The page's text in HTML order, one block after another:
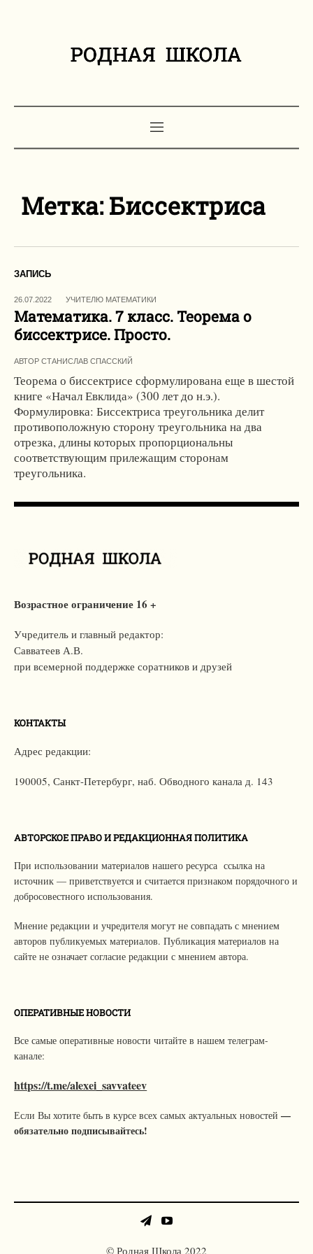
Метка: Биссектриса
ЗАПИСЬ
26.07.2022 УЧИТЕЛЮ МАТЕМАТИКИ
Математика. 7 класс. Теорема о
биссектрисе. Просто.
АВТОР СТАНИСЛАВ СПАССКИЙ
Теорема о биссектрисе сформулирована еще в шестой
книге «Начал Евклида» (300 лет до н.э.).
Формулировка: Биссектриса треугольника делит
противоположную сторону треугольника на два
отрезка, длины которых пропорциональны
соответствующим прилежащим сторонам
треугольника.
Возрастное ограничение 16 +
Учредитель и главный редактор:
Савватеев А.В.
при всемерной поддержке соратников и друзей
КОНТАКТЫ
Адрес редакции:
190005, Санкт-Петербург,наб. Обводного канала д. 143
АВТОРСКОЕ ПРАВО И РЕДАКЦИОННАЯ ПОЛИТИКА
При использовании материалов нашего ресурса ссылка на
источник — приветствуется и считается признаком порядочного и
добросовестного использования.
Мнение редакции и учредителя могут не совпадать с мнением
авторов публикуемых материалов. Публикация материалов на
сайте не означает согласие редакции с мнением автора.
ОПЕРАТИВНЫЕ НОВОСТИ
Все самые оперативные новости читайте в нашем телеграм-
канале:
https://t.me/alexei_savvateev
Если Вы хотите быть в курсе всех самых актуальных новостей—
обязательно подписывайтесь!
© Родная Школа 2022